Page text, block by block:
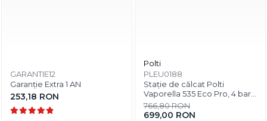
GARANTIE12
Garanție Extra 1 AN
253,18 RON
Polti
PLEU0188
Stație de călcat Polti
Vaporella 535 Eco Pro, 4 bar,
90 g/min
766,80 RON
699,00 RON